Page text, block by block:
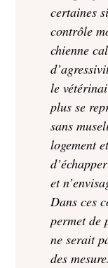
certaines
contrôle
chienne
le
plus se
sans
logement
et
Dans ces
permet de
ne serait
des